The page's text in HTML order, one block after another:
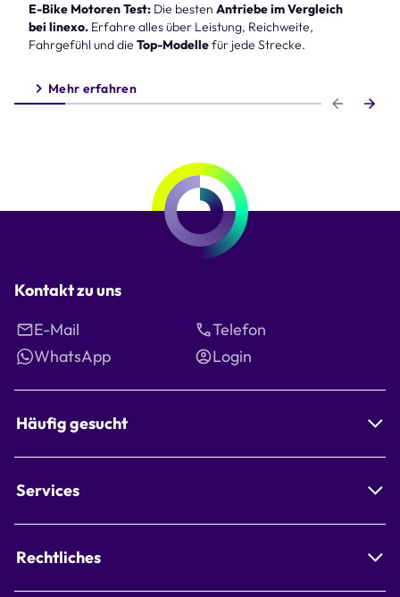
E-Bike Motoren Test: Die besten Antriebe im Vergleich
bei linexo. Erfahre alles über Leistung, Reichweite,
Fahrgefühl und die Top-Modellefür jede Strecke.
Mehr erfahren
Kontakt zu uns
E-Mail
Telefon
WhatsApp
Login
Häufig gesucht
Services
Rechtliches